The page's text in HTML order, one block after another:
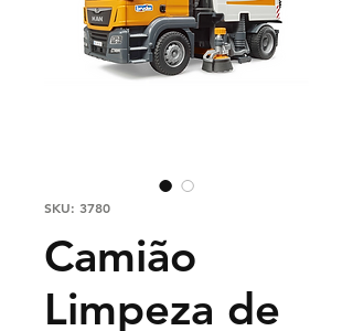
SKU: 3780
Camião
Limpeza de